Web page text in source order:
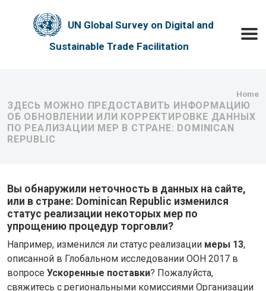
UN Global Survey on Digital and
Sustainable Trade Facilitation
Home
ЗДЕСЬ МОЖНО ПРЕДОСТАВИТЬ ИНФОРМАЦИЮ
ОБ ОБНОВЛЕНИИ ИЛИ КОРРЕКТИРОВКЕ ДАННЫХ
ПО РЕАЛИЗАЦИИ МЕР В СТРАНЕ: DOMINICAN
REPUBLIC
Вы обнаружили неточность в данных на сайте,
или в стране: Dominican Republic изменился
статус реализации некоторых мер по
упрощению процедур торговли?
Например, изменился ли статус реализации меры 13,
описанной в Глобальном исследовании ООН 2017 в
вопросе Ускоренные поставки? Пожалуйста,
свяжитесь с региональными комиссиями Организации